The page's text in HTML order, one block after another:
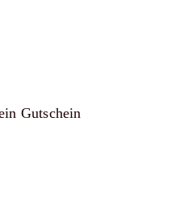
Gutschein